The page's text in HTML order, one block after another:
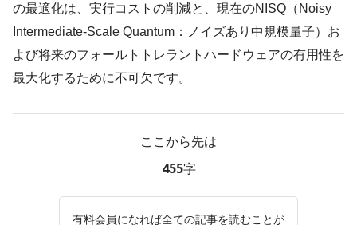
の最適化は、実行コストの削減と、現在のNISQ（Noisy
Intermediate-Scale Quantum：ノイズあり中規模量子）お
よび将来のフォールトトレラントハードウェアの有用性を
最大化するために不可欠です。
ここから先は
455字
有料会員になれば全ての記事を読むことが